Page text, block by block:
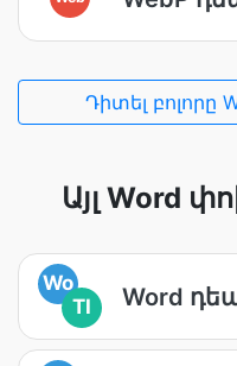
Դիտել բոլորը
Այլ Word
Wo
TI
Word